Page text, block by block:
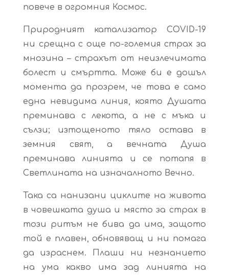
повече в огромния Космос.
Природният катализатор COVID-19
ни срещна с още по-големия страх за
мнозина – страхът от неизлечимата
болест и смъртта. Може би е дошъл
момента да прозрем, че това е само
една невидима линия, която Душата
преминава с лекота, а не с мъка и
сълзи; изтощеното тяло остава в
земния свят, а вечната Душа
преминава линията и се потапя в
Светлината на изначалното Вечно.
Така са нанизани циклите на живота
в човешката душа и място за страх в
този ритъм не бива да има, защото
той е плавен, обновяващ и ни помага
да израснем. Плаши ни незнанието
на ума какво има зад линията на